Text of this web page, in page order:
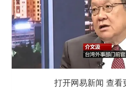
打开网易新闻 查看